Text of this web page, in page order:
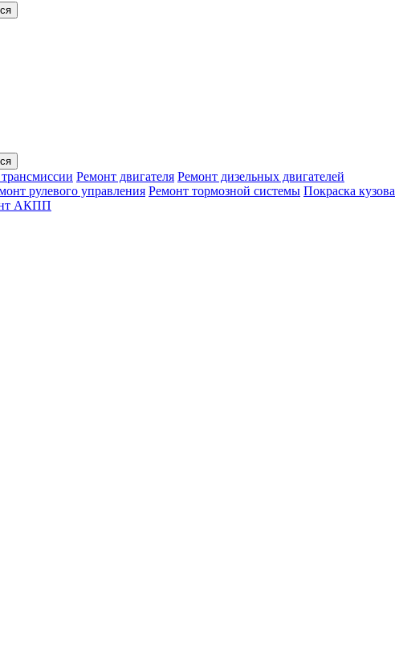
Ремонт двигателя Ремонт дизельных двигателей
рулевого управления Ремонт тормозной системы Покраска кузова
АКПП